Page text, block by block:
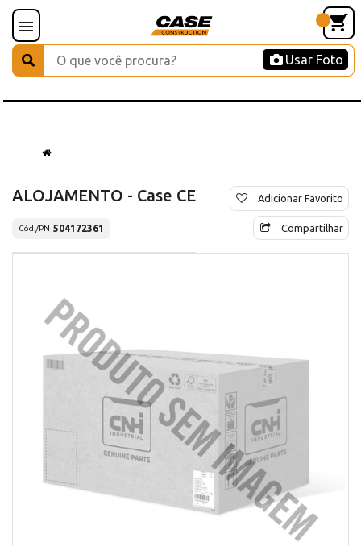
Usar Foto
ALOJAMENTO - Case CE
Cód./PN 504172361
Adicionar Favorito
Compartilhar